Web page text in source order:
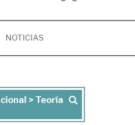
NOTICIAS
> Teoría